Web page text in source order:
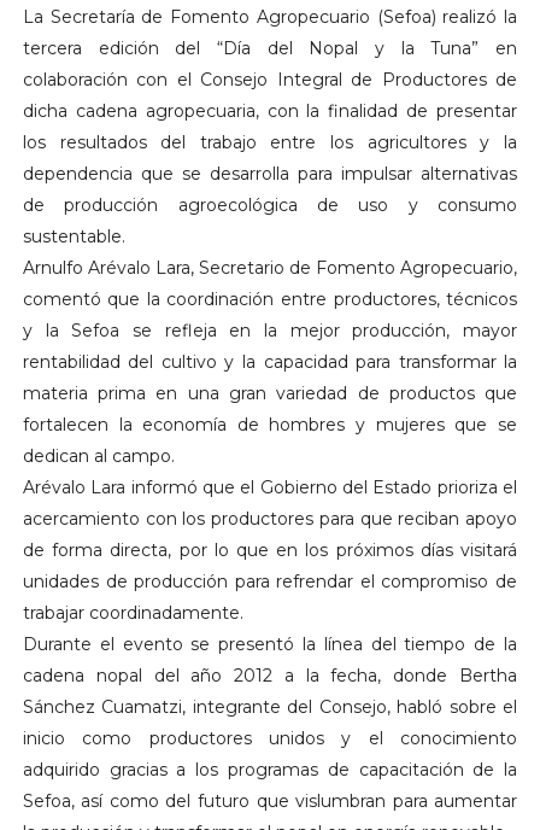
La Secretaría de Fomento Agropecuario (Sefoa) realizó la
tercera edición del “Día del Nopal y la Tuna” en
colaboración con el Consejo Integral de Productores de
dicha cadena agropecuaria, con la finalidad de presentar
los resultados del trabajo entre los agricultores y la
dependencia que se desarrolla para impulsar alternativas
de producción agroecológica de uso y consumo
sustentable.
Arnulfo Arévalo Lara, Secretario de Fomento Agropecuario,
comentó que la coordinación entre productores, técnicos
y la Sefoa se refleja en la mejor producción, mayor
rentabilidad del cultivo y la capacidad para transformar la
materia prima en una gran variedad de productos que
fortalecen la economía de hombres y mujeres que se
dedican al campo.
Arévalo Lara informó que el Gobierno del Estado prioriza el
acercamiento con los productores para que reciban apoyo
de forma directa, por lo que en los próximos días visitará
unidades de producción para refrendar el compromiso de
trabajar coordinadamente.
Durante el evento se presentó la línea del tiempo de la
cadena nopal del año 2012 a la fecha, donde Bertha
Sánchez Cuamatzi, integrante del Consejo, habló sobre el
inicio como productores unidos y el conocimiento
adquirido gracias a los programas de capacitación de la
Sefoa, así como del futuro que vislumbran para aumentar